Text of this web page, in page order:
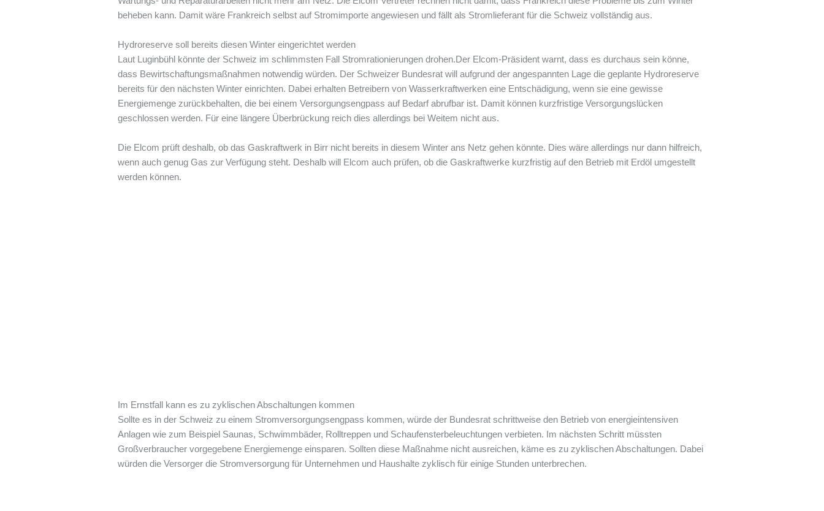
beheben kann. Damit wäre Frankreich selbst auf Stromimporte angewiesen und fällt als Stromlieferant für die Schweiz vollständig aus.
Hydroreserve soll bereits diesen Winter eingerichtet werden
Laut Luginbühl könnte der Schweiz im schlimmsten Fall Stromrationierungen drohen.Der Elcom-Präsident warnt, dass es durchaus sein könne,
dass Bewirtschaftungsmaßnahmen notwendig würden. Der Schweizer Bundesrat will aufgrund der angespannten Lage die geplante Hydroreserve
bereits für den nächsten Winter einrichten. Dabei erhalten Betreibern von Wasserkraftwerken eine Entschädigung, wenn sie eine gewisse
Energiemenge zurückbehalten, die bei einem Versorgungsengpass auf Bedarf abrufbar ist. Damit können kurzfristige Versorgungslücken
geschlossen werden. Für eine längere Überbrückung reich dies allerdings bei Weitem nicht aus.
Die Elcom prüft deshalb, ob das Gaskraftwerk in Birr nicht bereits in diesem Winter ans Netz gehen könnte. Dies wäre allerdings nur dann hilfreich,
wenn auch genug Gas zur Verfügung steht. Deshalb will Elcom auch prüfen, ob die Gaskraftwerke kurzfristig auf den Betrieb mit Erdöl umgestellt
werden können.
Im Ernstfall kann es zu zyklischen Abschaltungen kommen
Sollte es in der Schweiz zu einem Stromversorgungsengpass kommen, würde der Bundesrat schrittweise den Betrieb von energieintensiven
Anlagen wie zum Beispiel Saunas, Schwimmbäder, Rolltreppen und Schaufensterbeleuchtungen verbieten. Im nächsten Schritt müssten
Großverbraucher vorgegebene Energiemenge einsparen. Sollten diese Maßnahme nicht ausreichen, käme es zu zyklischen Abschaltungen. Dabei
würden die Versorger die Stromversorgung für Unternehmen und Haushalte zyklisch für einige Stunden unterbrechen.